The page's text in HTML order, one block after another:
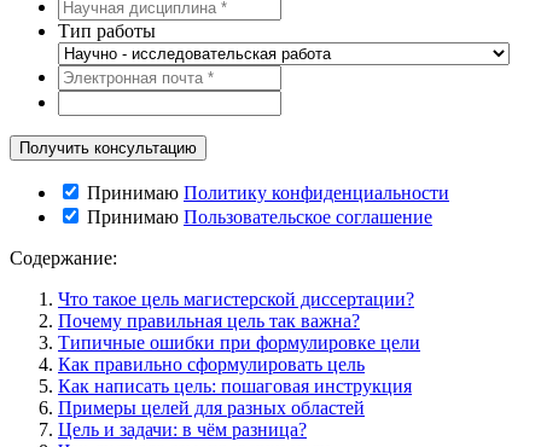
Тип работы
Принимаю Политику конфиденциальности
Принимаю Пользовательское соглашение
Содержание:
Что такое цель магистерской диссертации?
Почему правильная цель так важна?
Типичные ошибки при формулировке цели
Как правильно сформулировать цель
Как написать цель: пошаговая инструкция
Примеры целей для разных областей
Цель и задачи: в чём разница?